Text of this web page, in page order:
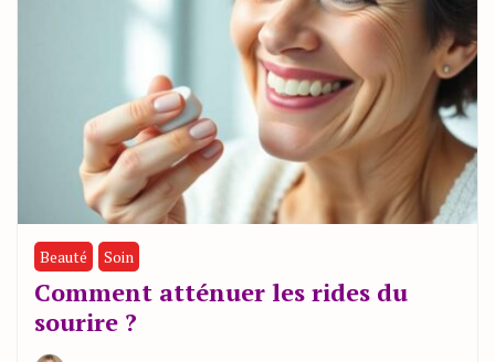
Beauté Soin
Comment atténuer les rides du
sourire ?